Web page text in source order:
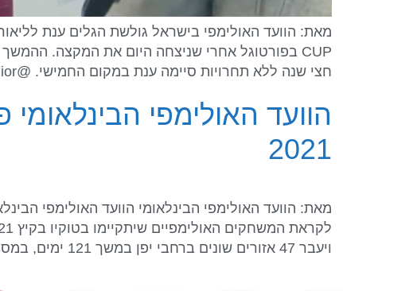
חצי שנה ללא תחרויות סיימה ענת במקום החמישי. @anatlelior
הוועד האולימפי
2021
מאת: הוועד האולימפי הבינלאומי הוועד האולימפי
ויעבר 47 אזורים שונים ברחבי יפן במשך 121 ימים, במסלול שזהה לזה שתוכנן […]